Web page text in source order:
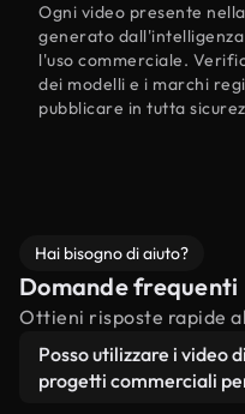
Ogni video presente
generato
l'uso commerciale.
dei modelli e i marchi
pubblicare in tutta
Hai bisogno di aiuto?
Domande frequenti
Ottieni risposte rapide
Posso utilizzare i video
progetti commerciali